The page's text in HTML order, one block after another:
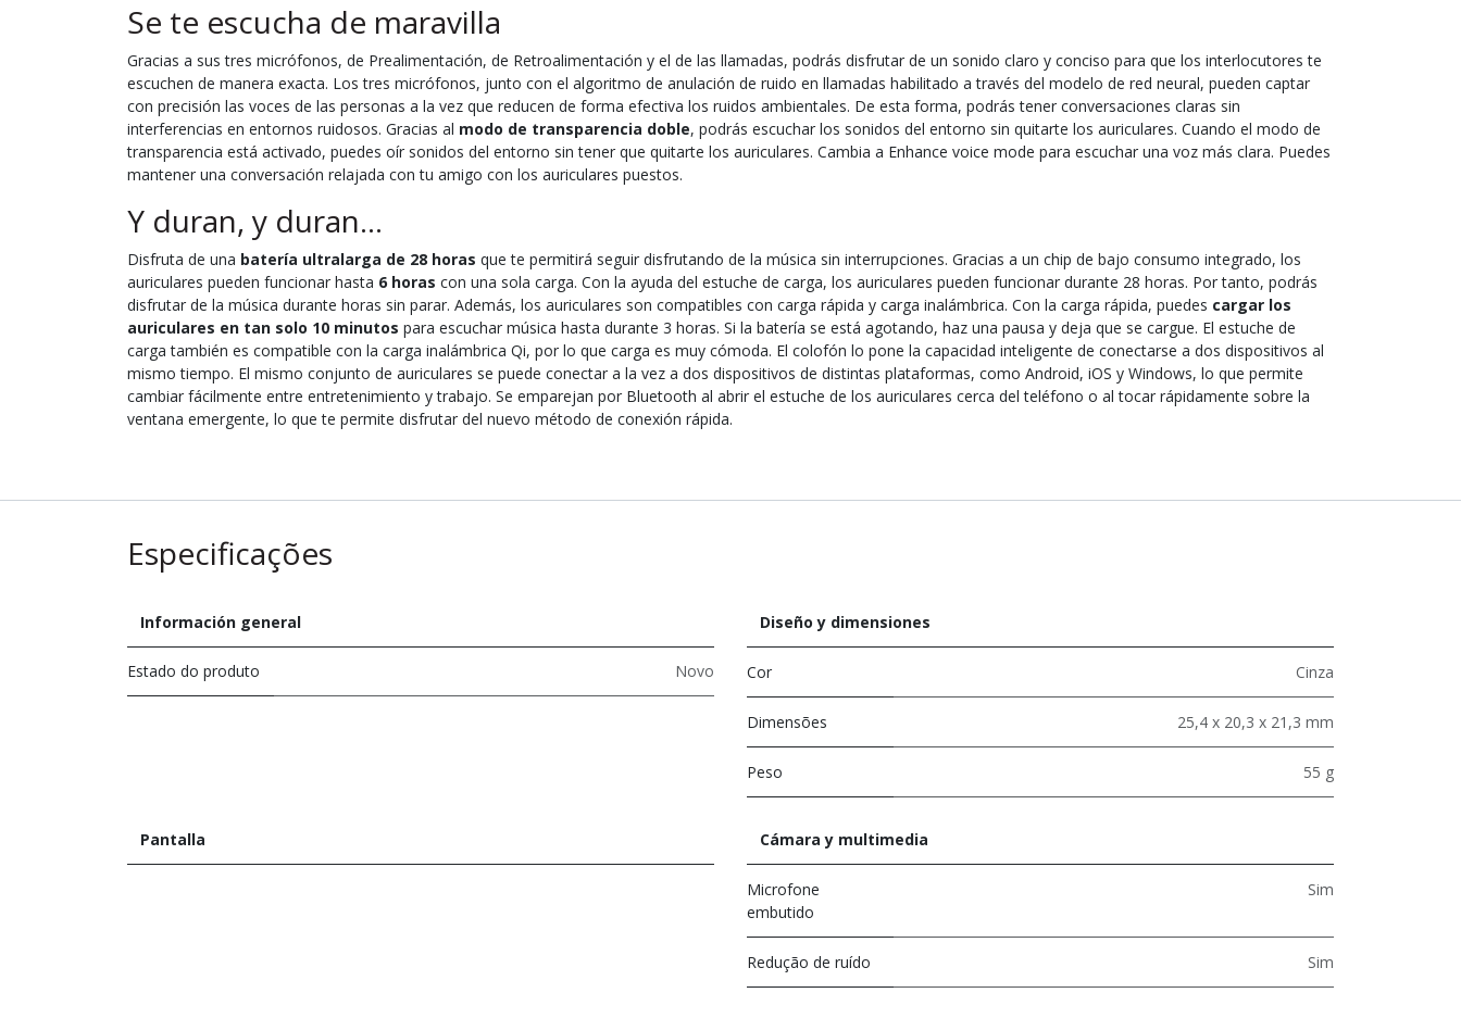
Se te escucha de maravilla
Gracias a sus tres micrófonos, de Prealimentación, de Retroalimentación y el de las llamadas, podrás disfrutar de un sonido claro y conciso para que los interlocutores te
escuchen de manera exacta. Los tres micrófonos, junto con el algoritmo de anulación de ruido en llamadas habilitado a través del modelo de red neural, pueden captar
con precisión las voces de las personas a la vez que reducen de forma efectiva los ruidos ambientales. De esta forma, podrás tener conversaciones claras sin
interferencias en entornos ruidosos. Gracias al modo de transparencia doble, podrás escuchar los sonidos del entorno sin quitarte los auriculares. Cuando el modo de
transparencia está activado, puedes oír sonidos del entorno sin tener que quitarte los auriculares. Cambia a Enhance voice mode para escuchar una voz más clara. Puedes
mantener una conversación relajada con tu amigo con los auriculares puestos.
Y duran, y duran...
Disfruta de una batería ultralarga de 28 horas que te permitirá seguir disfrutando de la música sin interrupciones. Gracias a un chip de bajo consumo integrado, los
auriculares pueden funcionar hasta 6 horas con una sola carga. Con la ayuda del estuche de carga, los auriculares pueden funcionar durante 28 horas. Por tanto, podrás
disfrutar de la música durante horas sin parar. Además, los auriculares son compatibles con carga rápida y carga inalámbrica. Con la carga rápida, puedes cargar los
auriculares en tan solo 10 minutos para escuchar música hasta durante 3 horas. Si la batería se está agotando, haz una pausa y deja que se cargue. El estuche de
carga también es compatible con la carga inalámbrica Qi, por lo que carga es muy cómoda. El colofón lo pone la capacidad inteligente de conectarse a dos dispositivos al
mismo tiempo. El mismo conjunto de auriculares se puede conectar a la vez a dos dispositivos de distintas plataformas, como Android, iOS y Windows, lo que permite
cambiar fácilmente entre entretenimiento y trabajo. Se emparejan por Bluetooth al abrir el estuche de los auriculares cerca del teléfono o al tocar rápidamente sobre la
ventana emergente, lo que te permite disfrutar del nuevo método de conexión rápida.
Especificações
Información general
Estado do produto Novo
Diseño y dimensiones
Cor Cinza
Dimensões 25,4 x 20,3 x 21,3 mm
Peso 55 g
Pantalla Cámara y multimedia
Microfone
embutido
Sim
Redução de ruído Sim